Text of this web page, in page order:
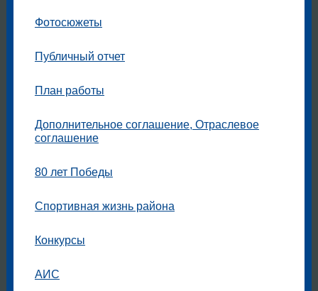
Фотосюжеты
Публичный отчет
План работы
Дополнительное соглашение, Отраслевое
соглашение
80 лет Победы
Спортивная жизнь района
Конкурсы
АИС